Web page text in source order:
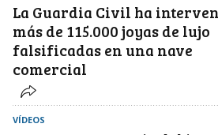
La Guardia Civil ha
más de 115.000 joyas de lujo
falsificadas en una nave
comercial
VÍDEOS